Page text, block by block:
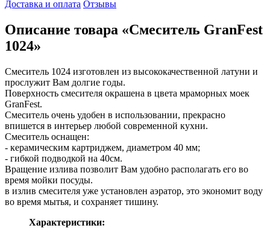
Доставка и оплата Отзывы
Описание товара «Смеситель GranFest
1024»
Смеситель 1024 изготовлен из высококачественной латуни и
прослужит Вам долгие годы.
Поверхность смесителя окрашена в цвета мраморных моек
GranFest.
Смеситель очень удобен в использовании, прекрасно
впишется в интерьер любой современной кухни.
Смеситель оснащен:
- керамическим картриджем, диаметром 40 мм;
- гибкой подводкой на 40см.
Вращение излива позволит Вам удобно располагать его во
время мойки посуды.
в излив смесителя уже установлен аэратор, это экономит воду
во время мытья, и сохраняет тишину.
Характеристики: